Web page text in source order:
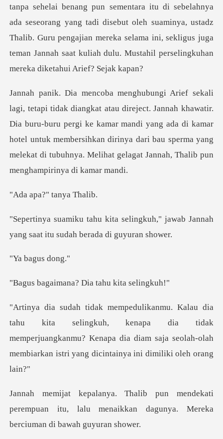
pun sementara itu di sebelahnya
ada seseorang yang tadi disebut oleh suaminya, ustadz
Thalib. Guru pengajian mereka
khawatir.
Dia buru-buru pergi ke kamar mandi yang ada di kamar
hotel untuk membersihkan dirinya dari
?" tanya
ingkuh," jawab Jannah
yang saat i
agus
na? Dia tahu k
uh, kenapa dia tidak
memperjuangkanmu? Kenapa dia diam saja seolah-o
kati
perempuan itu, lalu menaikkan dagunya